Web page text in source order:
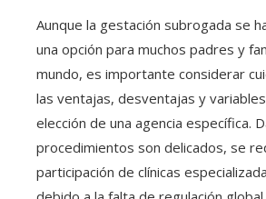
Aunque la gestación subrogada se
una opción para muchos padres y
mundo, es importante considerar
las ventajas, desventajas y
elección de una agencia específica.
procedimientos son delicados, se
participación de clínicas